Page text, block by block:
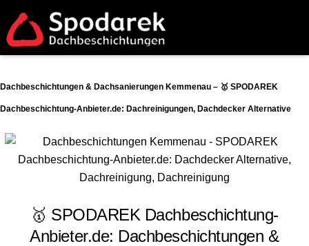
Dachbeschichtungen & Dachsanierungen Kemmenau – 🥇 SPODAREK
Dachbeschichtung-Anbieter.de: Dachreinigungen, Dachdecker Alternative
🥇 SPODAREK Dachbeschichtung-
Anbieter.de: Dachbeschichtungen &